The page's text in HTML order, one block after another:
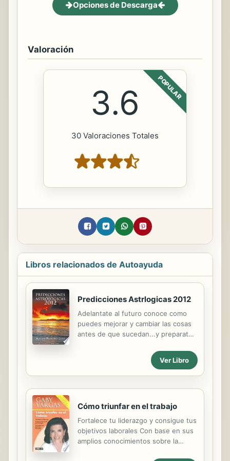
Opciones de Descarga
Valoración
POPULAR
3.6
30 Valoraciones Totales
Libros relacionados de Autoayuda
Predicciones Astrlogicas 2012
Adelantate al futuro conoce como
puedes mejorar y cambiar las cosas
antes de que sucedan...y preparate
universo derrama a cada instante
para ti...pero debes estar abierto y
reseptivo porque las senales van a
ancestral, los astros y las senales
cosmicas...conoce que depara el
2012... en la salud, dinero y
amor...conoce el momento preciso
en que sucederan las cosas
aprovechando todo tu potencial
Ver Libro
Cómo triunfar en el trabajo
Fortalece tu liderazgo y consigue tus
objetivos laborales Con base en sus
amplios conocimientos sobre la